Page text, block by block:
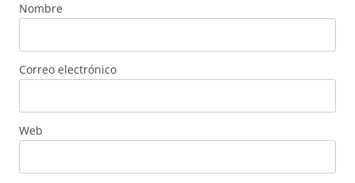
Nombre
Correo electrónico
Web